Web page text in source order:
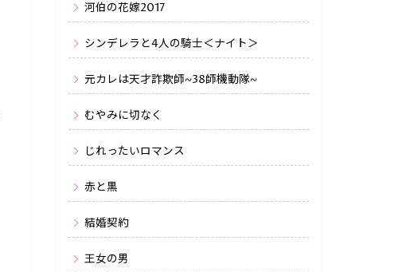
河伯の花嫁2017
シンデレラと4人の騎士＜ナイト＞
元カレは天才詐欺師~38師機動隊~
むやみに切なく
じれったいロマンス
赤と黒
結婚契約
王女の男